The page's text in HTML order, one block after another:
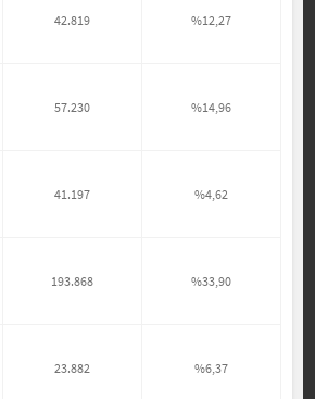
42.819 %12,27
57.230 %14,96
41.197 %4,62
193.868 %33,90
23.882 %6,37